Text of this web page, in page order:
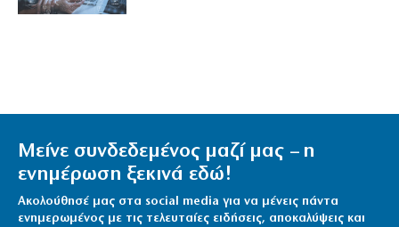
Μείνε συνδεδεμένος μαζί μας – η
ενημέρωση ξεκινά εδώ!
Ακολούθησέ μας στα social media για να μένεις πάντα
ενημερωμένος με τις τελευταίες ειδήσεις, αποκαλύψεις και